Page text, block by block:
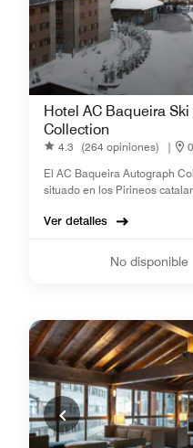
Hotel AC Baqueira
Collection
4.3 (264 opiniones) |
El AC Baqueira Autograph
situado en los Pirineos
Ver detalles
No disponible